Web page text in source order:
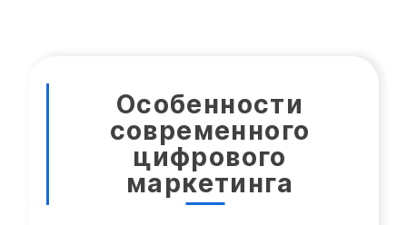
Особенности
современного
цифрового
маркетинга